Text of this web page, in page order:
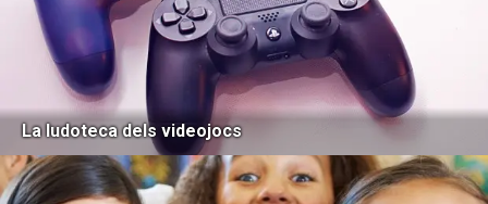
La ludoteca dels videojocs